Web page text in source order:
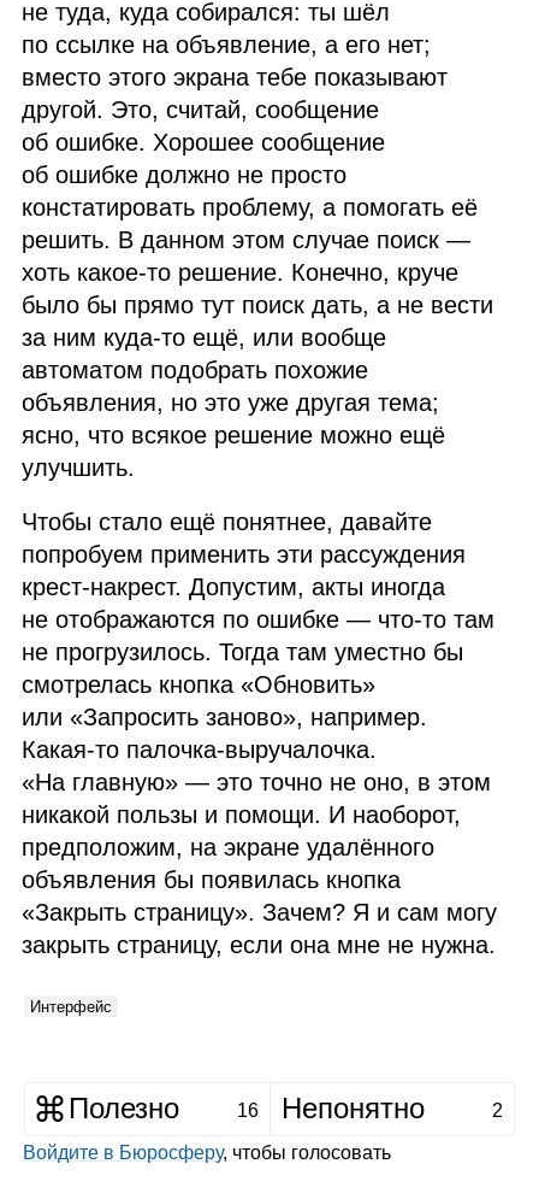
не туда, куда собирался: ты шёл
по ссылке на объявление, а его нет;
вместо этого экрана тебе показывают
другой. Это, считай, сообщение
об ошибке. Хорошее сообщение
об ошибке должно не просто
констатировать проблему, а помогать её
решить. В данном этом случае поиск —
хоть какое‑то решение. Конечно, круче
было бы прямо тут поиск дать, а не вести
за ним куда‑то ещё, или вообще
автоматом подобрать похожие
объявления, но это уже другая тема;
ясно, что всякое решение можно ещё
улучшить.
Чтобы стало ещё понятнее, давайте
попробуем применить эти рассуждения
крест‑накрест. Допустим, акты иногда
не отображаются по ошибке — что‑то там
не прогрузилось. Тогда там уместно бы
смотрелась кнопка «Обновить»
или «Запросить заново», например.
Какая‑то палочка‑выручалочка.
«На главную» — это точно не оно, в этом
никакой пользы и помощи. И наоборот,
предположим, на экране удалённого
объявления бы появилась кнопка
«Закрыть страницу». Зачем? Я и сам могу
закрыть страницу, если она мне не нужна.
Интерфейс
Полезно 16 Непонятно 2
Войдите в Бюросферу, чтобы голосовать